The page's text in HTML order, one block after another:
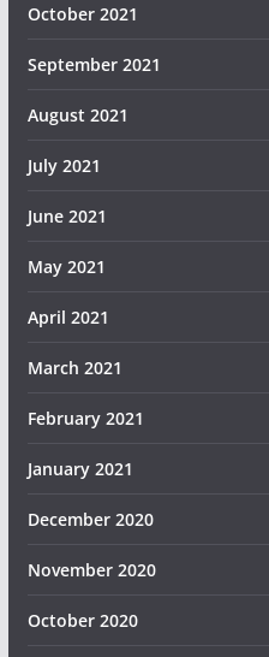
October 2021
September 2021
August 2021
July 2021
June 2021
May 2021
April 2021
March 2021
February 2021
January 2021
December 2020
November 2020
October 2020